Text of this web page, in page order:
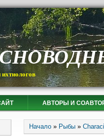
АВТОРЫ И
Вы здесь
Начало » Рыбы »